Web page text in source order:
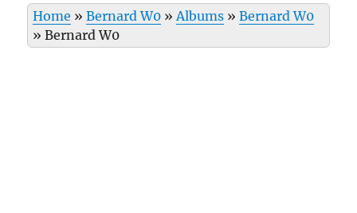
Home »Bernard W0 »Albums »Bernard W0
»Bernard W0